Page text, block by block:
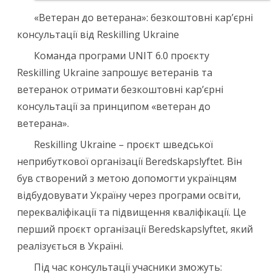
«Ветеран до ветерана»: безкоштовні кар’єрні
консультації від Reskilling Ukraine
Команда програми UNIT 6.0 проєкту
Reskilling Ukraine запрошує ветеранів та
ветеранок отримати безкоштовні кар’єрні
консультації за принципом «ветеран до
ветерана».
Reskilling Ukraine – проєкт шведської
неприбуткової організації Beredskapslyftet. Він
був створений з метою допомогти українцям
відбудовувати Україну через програми освіти,
перекваліфікації та підвищення кваліфікації. Це
перший проєкт організації Beredskapslyftet, який
реалізується в Україні.
Під час консультації учасники зможуть: